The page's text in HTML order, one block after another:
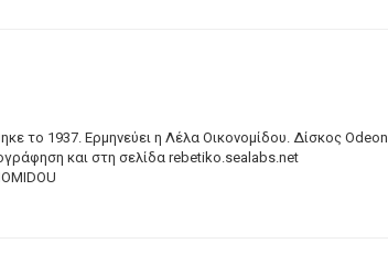
το 1937. Ερμηνεύει η Λέλα Οικονομίδου. Δίσκος Odeon
και στη σελίδα rebetiko.sealabs.net